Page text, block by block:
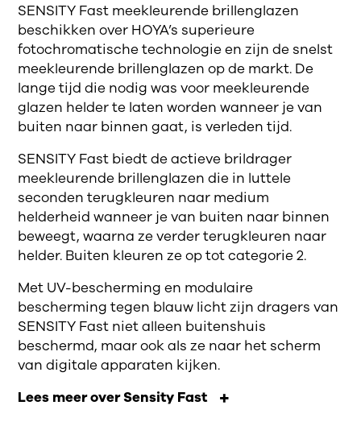
SENSITY Fast meekleurende brillenglazen
beschikken over HOYA’s superieure
fotochromatische technologie en zijn de snelst
meekleurende brillenglazen op de markt. De
lange tijd die nodig was voor meekleurende
glazen helder te laten worden wanneer je van
buiten naar binnen gaat, is verleden tijd.
SENSITY Fast biedt de actieve brildrager
meekleurende brillenglazen die in luttele
seconden terugkleuren naar medium
helderheid wanneer je van buiten naar binnen
beweegt, waarna ze verder terugkleuren naar
helder. Buiten kleuren ze op tot categorie 2.
Met UV-bescherming en modulaire
bescherming tegen blauw licht zijn dragers van
SENSITY Fast niet alleen buitenshuis
beschermd, maar ook als ze naar het scherm
van digitale apparaten kijken.
Lees meer over Sensity Fast